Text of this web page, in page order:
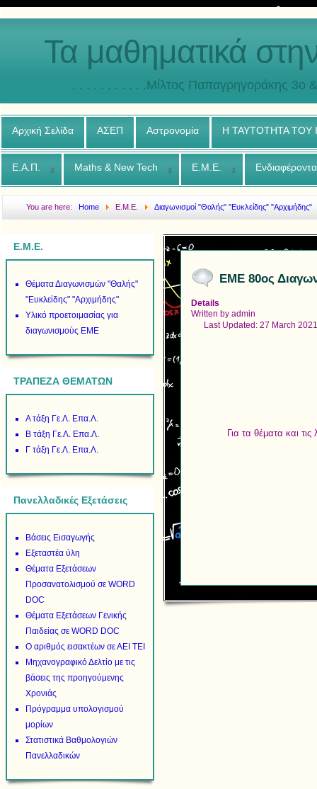
Τα μαθηματικά
. . . . . . . . . . .Μίλτος Παπαγρηγοράκης 3o
Αρχική Σελίδα ΑΣΕΠ Αστρονομία Η ΤΑΥΤΟΤΗΤΑ ΤΟΥ
Ε.Α.Π. Maths & New Tech Ε.Μ.Ε.
You are here:Home Ε.Μ.Ε.
Διαγωνισμοί "Θαλής" "Ευκλείδης" "Αρχιμήδης"
Θέματα & Λύσεις
Ε.Μ.Ε.
Θέματα Διαγωνισμών "Θαλής"
"Ευκλείδης" "Αρχιμήδης"
Υλικό προετοιμασίας για
διαγωνισμούς ΕΜΕ
ΤΡΑΠΕΖΑ ΘΕΜΑΤΩΝ
Α τάξη Γε.Λ. Επα.Λ.
Β τάξη Γε.Λ. Επα.Λ.
Γ τάξη Γε.Λ. Επα.Λ.
Πανελλαδικές Εξετάσεις
Βάσεις Εισαγωγής
Εξεταστέα ύλη
Θέματα Εξετάσεων
Προσανατολισμού σε WORD
DOC
Θέματα Εξετάσεων Γενικής
Παιδείας σε WORD DOC
Ο αριθμός εισακτέων σε ΑΕΙ ΤΕΙ
Μηχανογραφικό Δελτίο με τις
βάσεις της προηγούμενης
Χρονιάς
Πρόγραμμα υπολογισμού
μορίων
Στατιστικά Βαθμολογιών
Πανελλαδικών
ΕΜΕ 80ος
Details
Written byadmin
Last Updated: 27 March
Για τα θέματα και